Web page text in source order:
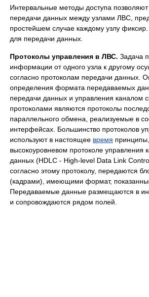
Интервальные методы доступа позволяют
передачи данных между узлами ЛВС,
простейшем случае каждому узлу фиксир.
для передачи данных.
Протоколы управления в ЛВС. Задача
информации от одного узла к другому
согласно протоколам передачи данных.
определения формата передаваемых
передачи данных и управления каналом
протоколами являются протоколы
параллельного обмена, реализуемые в
интерфейсах. Большинство протоколов
используют в настоящее время
высокоуровневом протоколе управления
данных (HDLC - High-level Data Link
согласно этому протоколу, передаются
(кадрами), имеющими формат,
Передаваемые данные размещаются в
и сопровождаются рядом полей.